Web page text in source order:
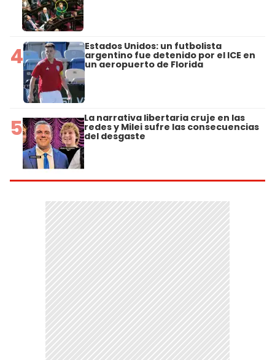
4 Estados Unidos: un futbolista
argentino fue detenido por el ICE en
un aeropuerto de Florida
5 La narrativa libertaria cruje en las
redes y Milei sufre las consecuencias
del desgaste